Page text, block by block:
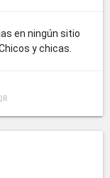
en ningún sitio
y chicas.